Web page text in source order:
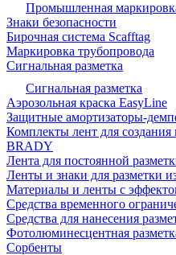
Промышленная
Знаки безопасности
Бирочная система Scafftag
Маркировка трубопровода
Сигнальная разметка
Сигнальная разметка
Аэрозольная краска EasyLine
Защитные амортизаторы-
Комплекты лент для
BRADY
Лента для постоянной
Ленты и знаки для разметки
Материалы и ленты с
Средства временного
Средства для нанесения
Фотолюминесцентная
Сорбенты